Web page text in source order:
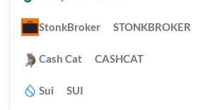
StonkBroker STONKBROKER
Cash Cat CASHCAT
Sui SUI